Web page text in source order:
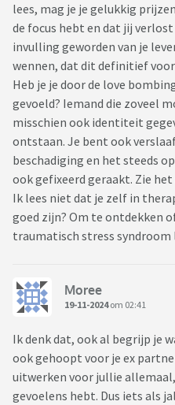
lees, mag je je gelukkig
de focus hebt en dat jij
invulling geworden van je
wennen, dat dit definitief
Heb je je door de love
gevoeld? Iemand die zoveel
misschien ook identiteit
ontstaan. Je bent ook
beschadiging en het steeds
ook gefixeerd geraakt. Zie het
Ik lees niet dat je zelf in
goed zijn? Om te ontdekken
traumatisch stress syndroom
Moree
19-11-2024om 02:41
Ik denk dat, ook al begrijp je
ook gehoopt voor je ex
uitwerken voor jullie
gevoelens hebt. Dus iets als